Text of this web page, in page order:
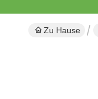
Zu Hause